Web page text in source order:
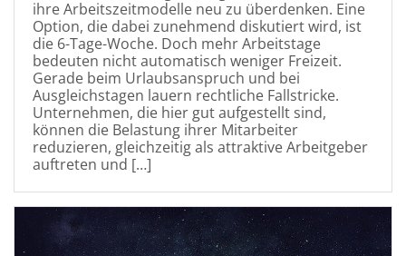
ihre Arbeitszeitmodelle neu zu überdenken. Eine
Option, die dabei zunehmend diskutiert wird, ist
die 6-Tage-Woche. Doch mehr Arbeitstage
bedeuten nicht automatisch weniger Freizeit.
Gerade beim Urlaubsanspruch und bei
Ausgleichstagen lauern rechtliche Fallstricke.
Unternehmen, die hier gut aufgestellt sind,
können die Belastung ihrer Mitarbeiter
reduzieren, gleichzeitig als attraktive Arbeitgeber
auftreten und […]